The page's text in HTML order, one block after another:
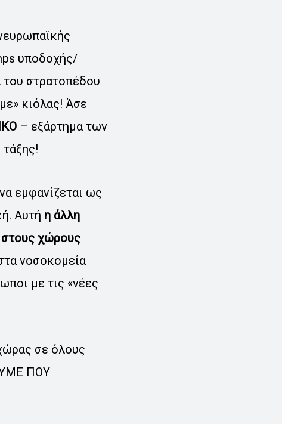
υποδοχής/
του στρατοπέδου
κιόλας! Άσε
– εξάρτημα των
εμφανίζεται ως
Αυτή η άλλη
στους χώρους
νοσοκομεία
με τις «νέες
σε όλους
ΠΟΥ